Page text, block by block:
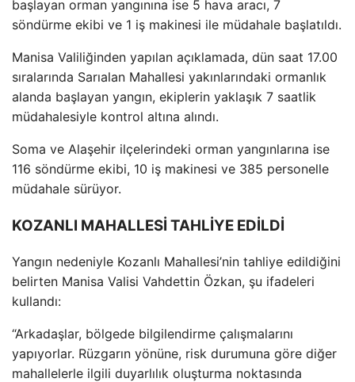
başlayan orman yangınına ise 5 hava aracı, 7
söndürme ekibi ve 1 iş makinesi ile müdahale başlatıldı.
Manisa Valiliğinden yapılan açıklamada, dün saat 17.00
sıralarında Sarıalan Mahallesi yakınlarındaki ormanlık
alanda başlayan yangın, ekiplerin yaklaşık 7 saatlik
müdahalesiyle kontrol altına alındı.
Soma ve Alaşehir ilçelerindeki orman yangınlarına ise
116 söndürme ekibi, 10 iş makinesi ve 385 personelle
müdahale sürüyor.
KOZANLI MAHALLESİ TAHLİYE EDİLDİ
Yangın nedeniyle Kozanlı Mahallesi’nin tahliye edildiğini
belirten Manisa Valisi Vahdettin Özkan, şu ifadeleri
kullandı:
“Arkadaşlar, bölgede bilgilendirme çalışmalarını
yapıyorlar. Rüzgarın yönüne, risk durumuna göre diğer
mahallelerle ilgili duyarlılık oluşturma noktasında